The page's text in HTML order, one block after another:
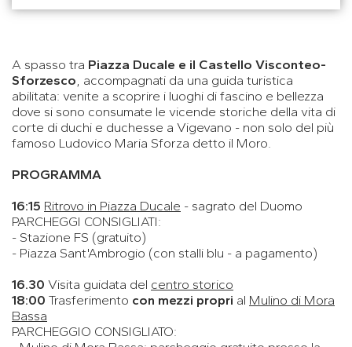
A spasso tra Piazza Ducale e il Castello Visconteo-
Sforzesco , accompagnati da una guida turistica
abilitata: venite a scoprire i luoghi di fascino e bellezza
dove si sono consumate le vicende storiche della vita di
corte di duchi e duchesse a Vigevano - non solo del più
famoso Ludovico Maria Sforza detto il Moro.
PROGRAMMA
16:15 Ritrovo in Piazza Ducale - sagrato del Duomo
PARCHEGGI CONSIGLIATI:
- Stazione FS (gratuito)
- Piazza Sant'Ambrogio (con stalli blu - a pagamento)
16.30 Visita guidata del centro storico
18:00 Trasferimento con mezzi propri al Mulino di Mora
Bassa
PARCHEGGIO CONSIGLIATO: